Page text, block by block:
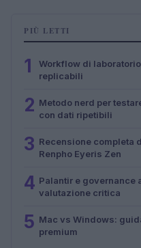
PIÙ LETTI
1
Workflow di
replicabili
2 Metodo nerd per
con dati ripetibili
3 Recensione completa
Renpho Eyeris Zen
4 Palantir e governance
valutazione critica
5 Mac vs Windows:
premium